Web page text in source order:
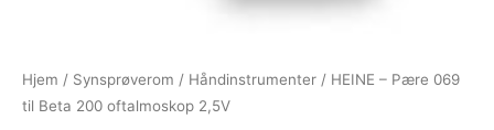
Hjem / Synsprøverom / Håndinstrumenter / HEINE – Pære 069
til Beta 200 oftalmoskop 2,5V